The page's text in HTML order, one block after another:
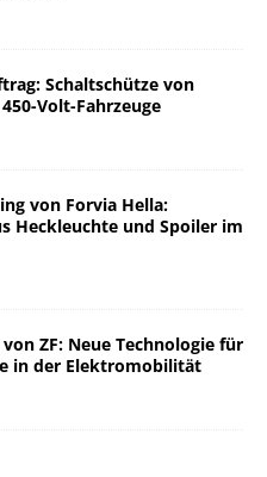
Schaltschütze von
Volt-Fahrzeuge
von Forvia Hella:
Heckleuchte und Spoiler im
ZF: Neue Technologie für
in der Elektromobilität